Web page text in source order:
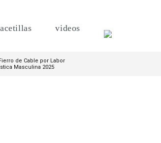
videos
de Cable por Labor
Masculina 2025